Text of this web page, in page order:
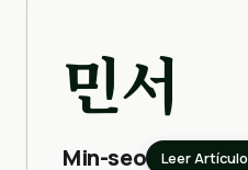
민서
Min-seo Leer Artículo